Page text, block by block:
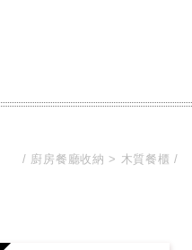
廚房餐廳收納 木質餐櫃